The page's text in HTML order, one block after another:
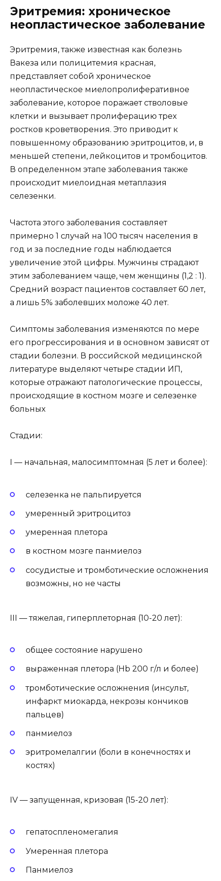
Эритремия: хроническое
неопластическое заболевание
Эритремия, также известная как болезнь
Вакеза или полицитемия красная,
представляет собой хроническое
неопластическое миелопролиферативное
заболевание, которое поражает стволовые
клетки и вызывает пролиферацию трех
ростков кроветворения. Это приводит к
повышенному образованию эритроцитов, и, в
меньшей степени, лейкоцитов и тромбоцитов.
В определенном этапе заболевания также
происходит миелоидная метаплазия
селезенки.
Частота этого заболевания составляет
примерно 1 случай на 100 тысяч населения в
год и за последние годы наблюдается
увеличение этой цифры. Мужчины страдают
этим заболеванием чаще, чем женщины (1,2 : 1).
Средний возраст пациентов составляет 60 лет,
а лишь 5% заболевших моложе 40 лет.
Симптомы заболевания изменяются по мере
его прогрессирования и в основном зависят от
стадии болезни. В российской медицинской
литературе выделяют четыре стадии ИП,
которые отражают патологические процессы,
происходящие в костном мозге и селезенке
больных
Стадии:
I — начальная, малосимптомная (5 лет и более):
селезенка не пальпируется
умеренный эритроцитоз
умеренная плетора
в костном мозге панмиелоз
сосудистые и тромботические осложнения
возможны, но не часты
III — тяжелая, гиперплеторная (10-20 лет):
общее состояние нарушено
выраженная плетора (Hb 200 г/л и более)
тромботические осложнения (инсульт,
инфаркт миокарда, некрозы кончиков
пальцев)
панмиелоз
эритромелалгии (боли в конечностях и
костях)
IV — запущенная, кризовая (15-20 лет):
гепатоспленомегалия
Умеренная плетора
Панмиелоз